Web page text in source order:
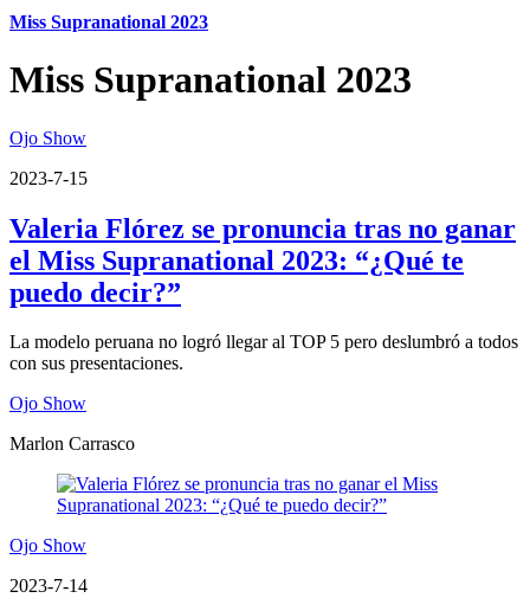
Miss Supranational 2023
Miss Supranational 2023
Ojo Show
2023-7-15
Valeria Flórez se pronuncia tras no ganar
el Miss Supranational 2023: “¿Qué te
puedo decir?”
La modelo peruana no logró llegar al TOP 5 pero deslumbró a todos
con sus presentaciones.
Ojo Show
Marlon Carrasco
Ojo Show
2023-7-14